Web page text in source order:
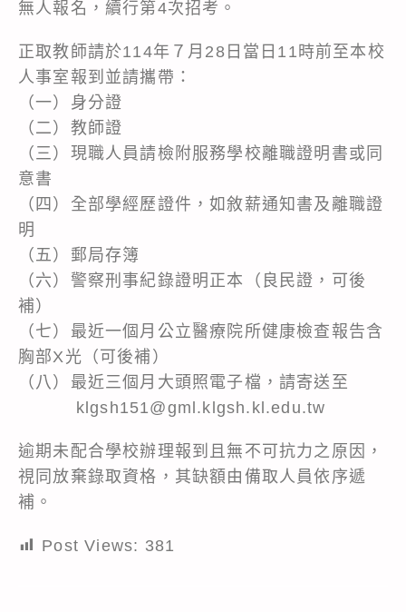
無人報名，續行第4次招考。
正取教師請於114年７月28日當日11時前至本校
人事室報到並請攜帶：
（一）身分證
（二）教師證
（三）現職人員請檢附服務學校離職證明書或同
意書
（四）全部學經歷證件，如敘薪通知書及離職證
明
（五）郵局存簿
（六）警察刑事紀錄證明正本（良民證，可後
補）
（七）最近一個月公立醫療院所健康檢查報告含
胸部X光（可後補）
（八）最近三個月大頭照電子檔，請寄送至
klgsh151@gml.klgsh.kl.edu.tw
逾期未配合學校辦理報到且無不可抗力之原因，
視同放棄錄取資格，其缺額由備取人員依序遞
補。
Post Views: 381